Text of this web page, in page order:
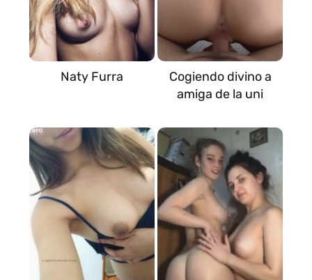
Naty Furra
Cogiendo divino a
amiga de la uni